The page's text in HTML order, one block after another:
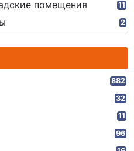
помещения 11
2
882
32
11
96